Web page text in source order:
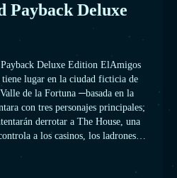
Payback Deluxe
Payback Deluxe Edition ElAmigos
lugar en la ciudad ficticia de
de la Fortuna ─basada en la
con tres personajes principales;
derrotar a The House, una
a los casinos, los ladrones y